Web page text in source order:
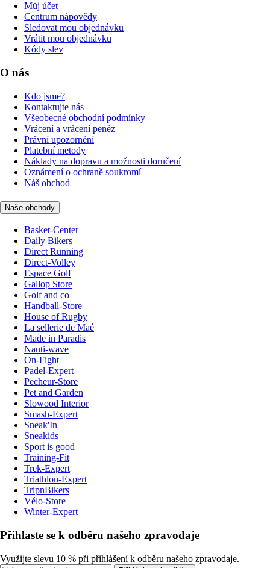
Můj účet
Centrum nápovědy
Sledovat mou objednávku
Vrátit mou objednávku
Kódy slev
O nás
Kdo jsme?
Kontaktujte nás
Všeobecné obchodní podmínky
Vrácení a vrácení peněz
Právní upozornění
Platební metody
Náklady na dopravu a možnosti doručení
Oznámení o ochraně soukromí
Náš obchod
Naše obchody
Basket-Center
Daily Bikers
Direct Running
Direct-Volley
Espace Golf
Gallop Store
Golf and co
Handball-Store
House of Rugby
La sellerie de Maé
Made in Paradis
Nauti-wave
On-Fight
Padel-Expert
Pecheur-Store
Pet and Garden
Slowood Interior
Smash-Expert
Sneak'In
Sneakids
Sport is good
Training-Fit
Trek-Expert
Triathlon-Expert
TripnBikers
Vélo-Store
Winter-Expert
Přihlaste se k odběru našeho zpravodaje
Využijte slevu 10 % při přihlášení k odběru našeho zpravodaje.